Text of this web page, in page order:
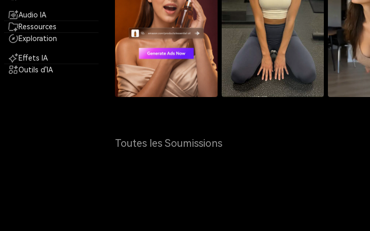
Audio IA
Ressources
Exploration
Effets IA
Outils d'IA
Toutes les Soumissions